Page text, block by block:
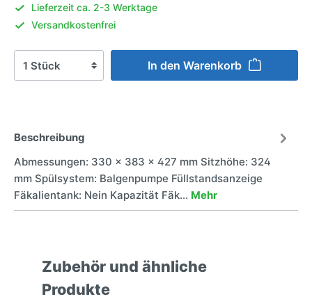
Lieferzeit ca. 2-3 Werktage
Versandkostenfrei
In den Warenkorb
Beschreibung
Abmessungen: 330 x 383 x 427 mm Sitzhöhe: 324
mm Spülsystem: Balgenpumpe Füllstandsanzeige
Fäkalientank: Nein Kapazität Fäk… Mehr
Zubehör und ähnliche
Produkte